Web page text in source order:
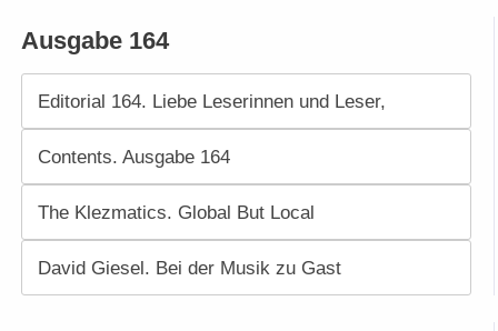
Ausgabe 164
Editorial 164. Liebe Leserinnen und Leser,
Contents. Ausgabe 164
The Klezmatics. Global But Local
David Giesel. Bei der Musik zu Gast